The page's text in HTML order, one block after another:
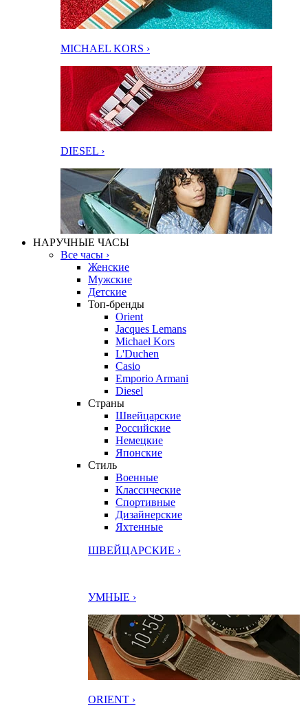
MICHAEL KORS ›
DIESEL ›
НАРУЧНЫЕ ЧАСЫ
Все часы ›
Женские
Мужские
Детские
Топ-бренды
Orient
Jacques Lemans
Michael Kors
L'Duchen
Casio
Emporio Armani
Diesel
Страны
Швейцарские
Российские
Немецкие
Японские
Стиль
Военные
Классические
Спортивные
Дизайнерские
Яхтенные
ШВЕЙЦАРСКИЕ ›
УМНЫЕ ›
ORIENT ›